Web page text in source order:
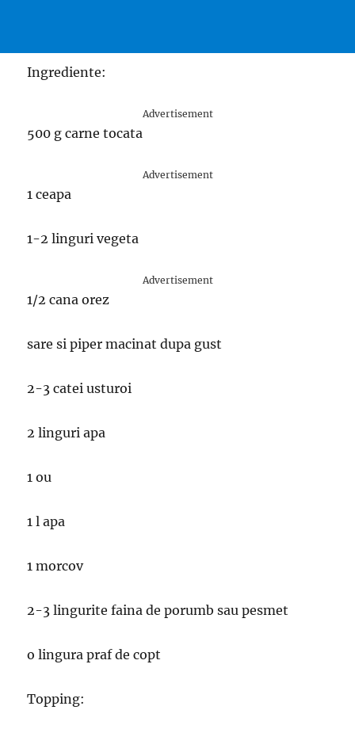
Ingrediente:
Advertisement
500 g carne tocata
Advertisement
1 ceapa
1-2 linguri vegeta
Advertisement
1/2 cana orez
sare si piper macinat dupa gust
2-3 catei usturoi
2 linguri apa
1 ou
1 l apa
1 morcov
2-3 lingurite faina de porumb sau pesmet
o lingura praf de copt
Topping: